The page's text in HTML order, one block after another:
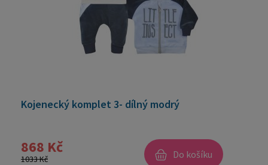
Kojenecký komplet 3- dílný modrý
868 Kč
1033 Kč Do košíku